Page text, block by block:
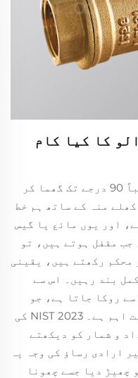
کا کیا کام
والوز ایک اندرونی بال کو تقریباً 90 درجے تک گھما کر
منہ کے ساتھ ہم خط
اور یوں مائع یا گیس
مقفل ہوتے ہیں، تو
محکم رکھتے ہیں، یقینی
بند رہیں۔ اس سے
روکا جاتا ہے، جو
کارکنوں کی حفاظت کے لحاظ سے بہت اہم ہے۔ NIST 2023 کی
و شمار کو دیکھتے
ارادی رساؤ کی وجہ یہ
چھیڑ دیا جسے چھونا